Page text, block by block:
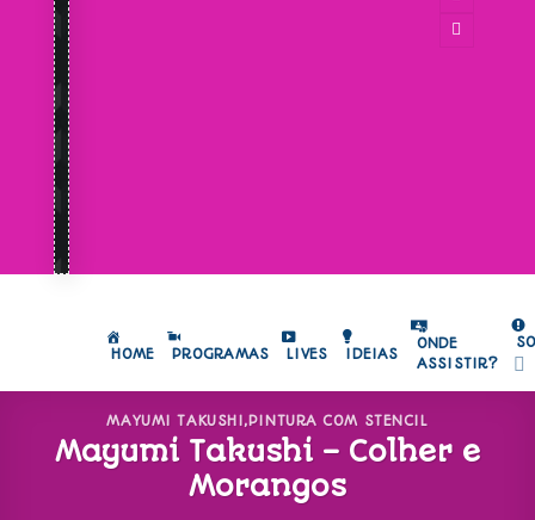
HOME PROGRAMAS LIVES IDEIAS
ONDE
ASSISTIR?
MAYUMI TAKUSHI , PINTURA COM STENCIL
Mayumi Takushi – Colher e
Morangos